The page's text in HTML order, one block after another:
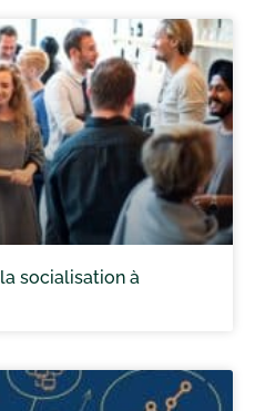
socialisation à